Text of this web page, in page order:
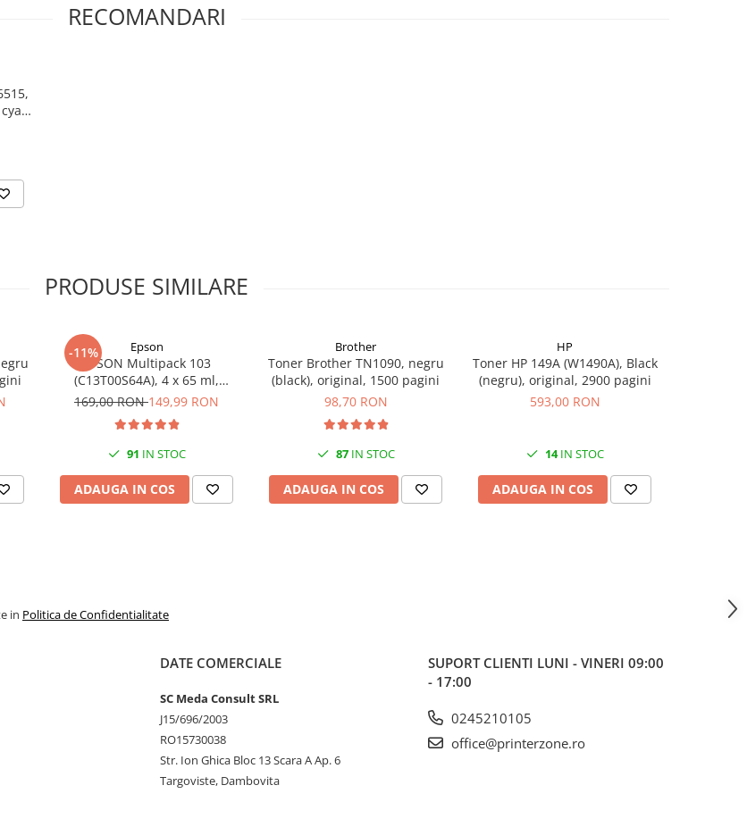
RECOMANDARI
PRODUSE SIMILARE
-11% Epson
EPSON Multipack 103
(C13T00S64A), 4 x 65 ml,
Black/Cyan/Magenta/Yellow
169,00 RON149,99 RON
91 IN STOC
ADAUGA IN COS
Brother
Toner Brother TN1090, negru
(black), original, 1500 pagini
98,70 RON
87IN STOC
ADAUGA IN COS
HP
Toner HP 149A (W1490A), Black
(negru), original, 2900 pagini
593,00 RON
14IN STOC
ADAUGA IN COS
in Politica de Confidentialitate
DATE COMERCIALE
SC Meda Consult SRL
J15/696/2003
RO15730038
Str. Ion Ghica Bloc 13 Scara A Ap. 6
Targoviste, Dambovita
SUPORT CLIENTI LUNI - VINERI 09:00
- 17:00
0245210105
office@printerzone.ro